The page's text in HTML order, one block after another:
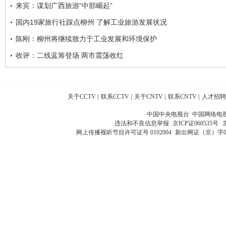
来宾：谋划广西旅游“中部崛起”
国内19家旅行社踩点柳州 了解工业旅游发展状况
陈刚：柳州将继续致力于工业发展和环境保护
收评：二线蓝筹登场 两市震荡收红
关于CCTV | 联系CCTV | 关于CNTV | 联系CNTV | 人才招聘
中国中央电视台 中国网络电
违法和不良信息举报 京ICP证060535号
网上传播视听节目许可证号 0102004 新出网证（京）